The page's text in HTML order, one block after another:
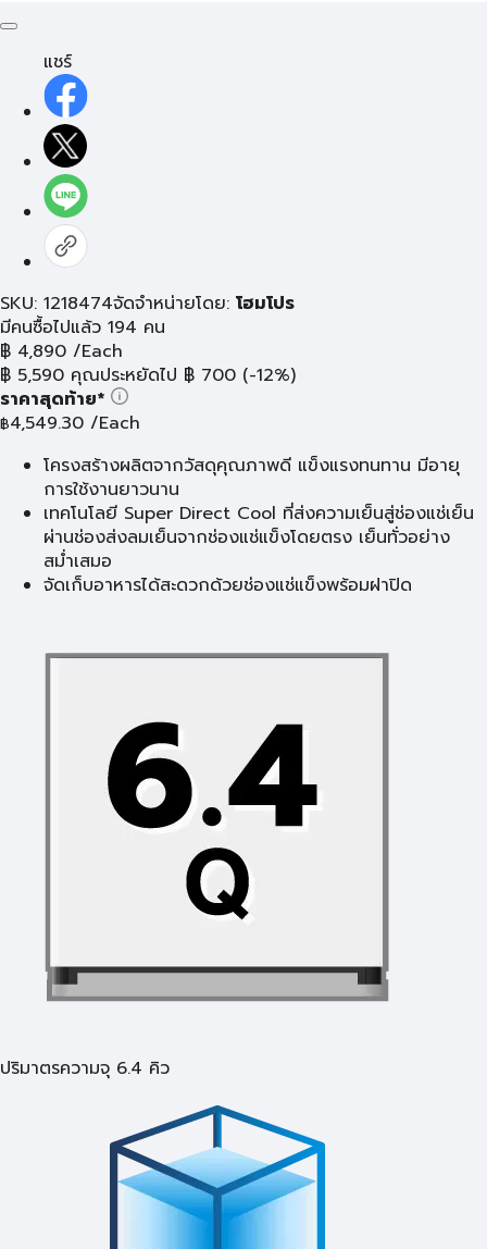
แชร์
SKU: 1218474จัดจำหน่ายโดย: โฮมโปร
มีคนซื้อไปแล้ว 194 คน
฿ 4,890 /Each
฿ 5,590 คุณประหยัดไป ฿ 700 (-12%)
ราคาสุดท้าย*
฿4,549.30 /Each
โครงสร้างผลิตจากวัสดุคุณภาพดี แข็งแรงทนทาน มีอายุ
การใช้งานยาวนาน
เทคโนโลยี Super Direct Cool ที่ส่งความเย็นสู่ช่องแช่เย็น
ผ่านช่องส่งลมเย็นจากช่องแช่แข็งโดยตรง เย็นทั่วอย่าง
สม่ำเสมอ
จัดเก็บอาหารได้สะดวกด้วยช่องแช่แข็งพร้อมฝาปิด
ปริมาตรความจุ 6.4 คิว